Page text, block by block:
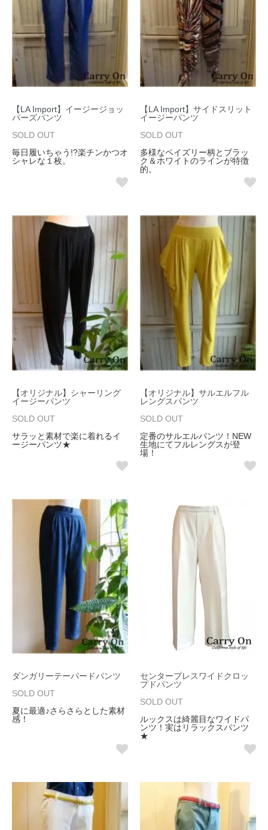
【LA Import】イージージョッ
パーズパンツ
SOLD OUT
毎日履いちゃう!?楽チンかつオ
シャレな１枚。
【LA Import】サイドスリット
イージーパンツ
SOLD OUT
多様なペイズリー柄とブラッ
ク＆ホワイトのラインが特徴
的。
【オリジナル】シャーリング
イージーパンツ
SOLD OUT
サラッと素材で楽に着れるイ
ージーパンツ★
【オリジナル】サルエルフル
レングスパンツ
SOLD OUT
定番のサルエルパンツ！NEW
生地にてフルレングスが登
場！
ダンガリーテーパードパンツ
SOLD OUT
夏に最適♪さらさらとした素材
感！
センタープレスワイドクロッ
プドパンツ
SOLD OUT
ルックスは綺麗目なワイドパ
ンツ！実はリラックスパンツ
★